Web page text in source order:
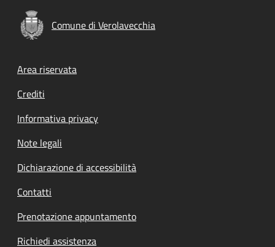
Comune di Verolavecchia
Footer menu
Area riservata
Crediti
Informativa privacy
Note legali
Dichiarazione di accessibilità
Contatti
Prenotazione appuntamento
Richiedi assistenza